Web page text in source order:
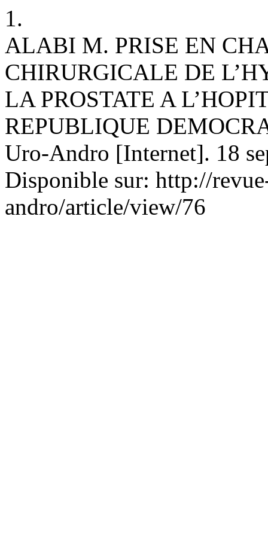
1.
ALABI M. PRISE EN
CHIRURGICALE DE
LA PROSTATE A
REPUBLIQUE
Uro-Andro [Internet]. 18
Disponible sur: http://
andro/article/view/76